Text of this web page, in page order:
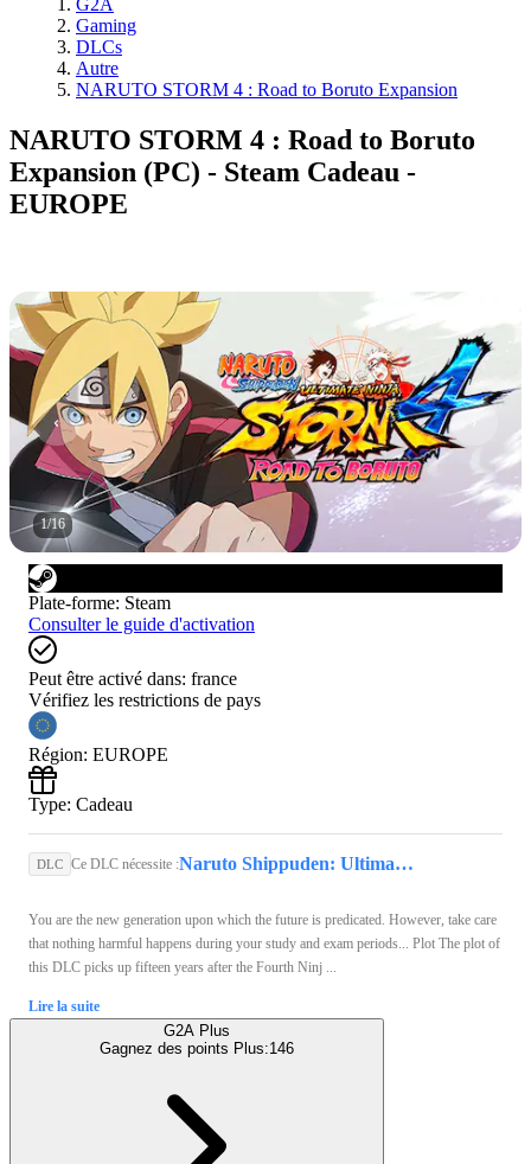
G2A
Gaming
DLCs
Autre
NARUTO STORM 4 : Road to Boruto Expansion
NARUTO STORM 4 : Road to Boruto
Expansion (PC) - Steam Cadeau -
EUROPE
1/16
Plate-forme: Steam
Consulter le guide d'activation
Peut être activé dans: france
Vérifiez les restrictions de pays
Région: EUROPE
Type: Cadeau
DLC Ce DLC nécessite : Naruto Shippuden: Ultimate Ninja Storm 4 (PC) - Steam Key - GLOBAL
You are the new generation upon which the future is predicated. However, take care
that nothing harmful happens during your study and exam periods... Plot The plot of
this DLC picks up fifteen years after the Fourth Ninj ...
Lire la suite
G2A Plus
Gagnez des points Plus:146